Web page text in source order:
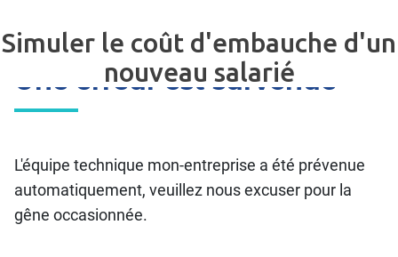
Simuler le coût d'embauche d'un
nouveau salarié